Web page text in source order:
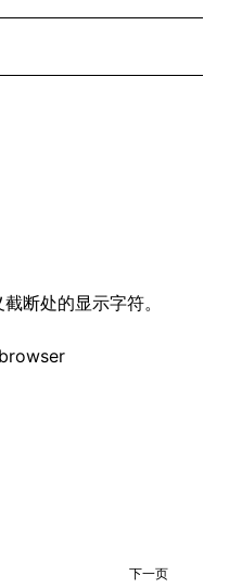
断处的显示字符。
下一页